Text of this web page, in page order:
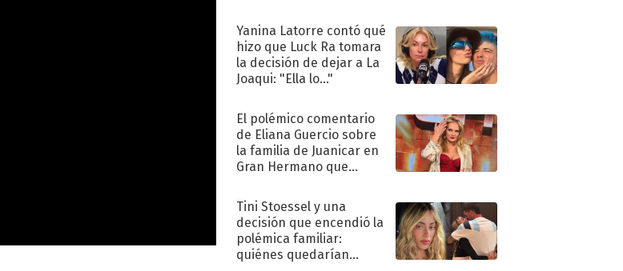
Yanina Latorre contó qué
hizo que Luck Ra tomara
la decisión de dejar a La
Joaqui: "Ella lo..."
El polémico comentario
de Eliana Guercio sobre
la familia de Juanicar en
Gran Hermano que
Tini Stoessel y una
decisión que encendió la
polémica familiar:
quiénes quedarían